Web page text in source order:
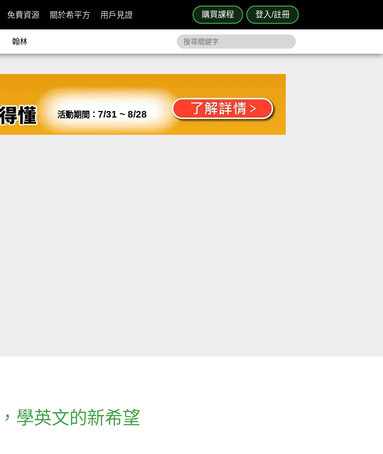
購買課程 登入/註冊
免費資源 關於希平方 用戶見證
翰林
活動期間： 7/31 ~ 8/28
， 學英文的新希望